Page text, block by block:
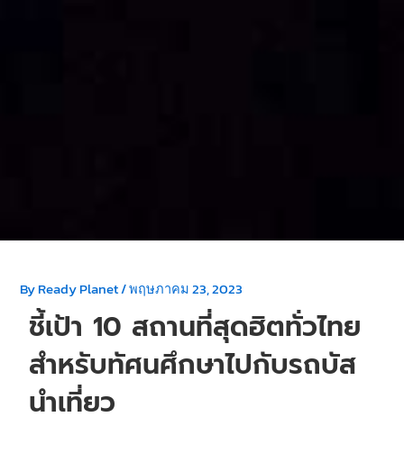
ByReady Planet/พฤษภาคม 23, 2023
ชี้เป้า 10 สถานที่สุดฮิตทั่วไทย
สำหรับทัศนศึกษาไปกับรถบัส
นำเที่ยว